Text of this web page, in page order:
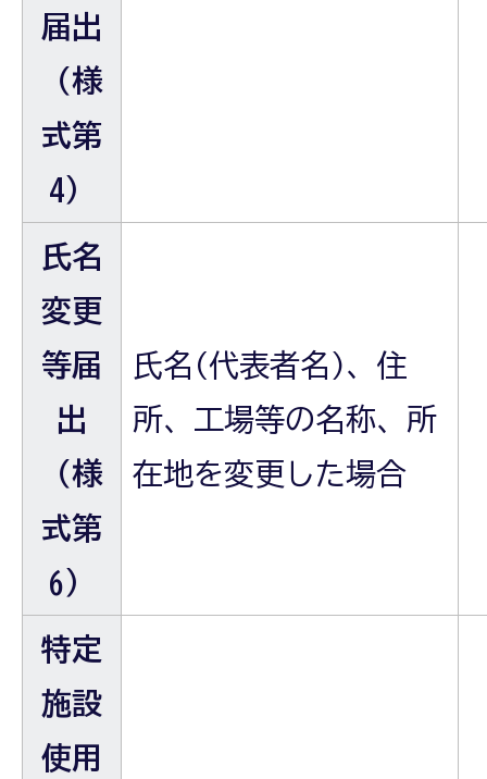
届出
（様
式第
4）
氏名
変更
等届
出
（様
式第
6）
氏名(代表者名)、住
所、工場等の名称、所
在地を変更した場合
特定
施設
使用